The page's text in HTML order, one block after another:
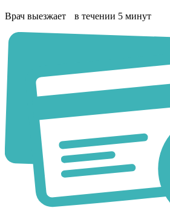
Врач выезжает в течении 5 минут